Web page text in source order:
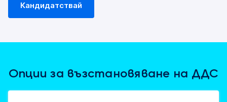
Кандидатствай
Опции за възстановяване на ДДС